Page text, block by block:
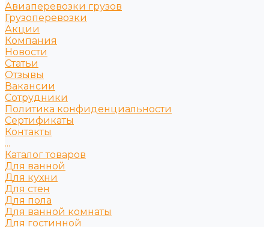
Авиаперевозки грузов
Грузоперевозки
Акции
Компания
Новости
Статьи
Отзывы
Вакансии
Сотрудники
Политика конфиденциальности
Сертификаты
Контакты
...
Каталог товаров
Для ванной
Для кухни
Для стен
Для пола
Для ванной комнаты
Для гостинной